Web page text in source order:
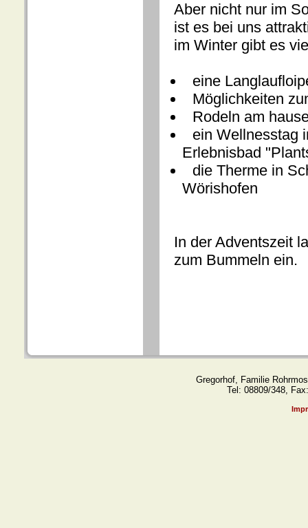
Aber nicht nur im
ist es bei uns
im Winter gibt es
eine
Möglichkeiten
Rodeln am
ein Wellnesstag
Erlebnisbad
die Therme in
Wörishofen
In der Adventszeit
zum Bummeln ein.
Gregorhof, Familie
Tel: 08809/348,